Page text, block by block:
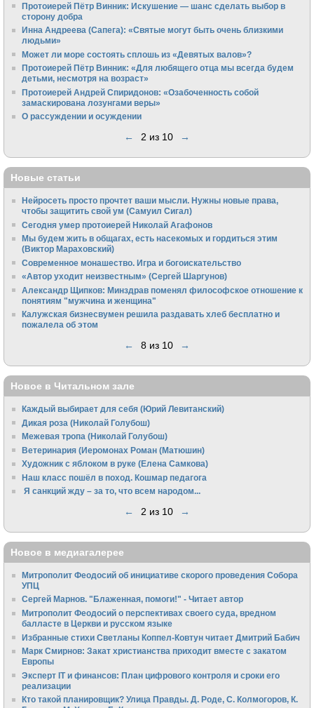
Протоиерей Пётр Винник: Искушение — шанс сделать выбор в
сторону добра
Инна Андреева (Сапега): «Святые могут быть очень близкими
людьми»
Может ли море состоять сплошь из «Девятых валов»?
Протоиерей Пётр Винник: «Для любящего отца мы всегда будем
детьми, несмотря на возраст»
Протоиерей Андрей Спиридонов: «Озабоченность собой
замаскирована лозунгами веры»
О рассуждении и осуждении
← 2 из 10 →
Новые статьи
Нейросеть просто прочтет ваши мысли. Нужны новые права,
чтобы защитить свой ум (Самуил Сигал)
Сегодня умер протоиерей Николай Агафонов
Мы будем жить в общагах, есть насекомых и гордиться этим
(Виктор Мараховский)
Cовременное монашество. Игра и богоискательство
«Автор уходит неизвестным» (Сергей Шаргунов)
Александр Щипков: Минздрав поменял философское отношение к
понятиям "мужчина и женщина"
Калужская бизнесвумен решила раздавать хлеб бесплатно и
пожалела об этом
← 8 из 10 →
Новое в Читальном зале
Каждый выбирает для себя (Юрий Левитанский)
Дикая роза (Николай Голубош)
Межевая тропа (Николай Голубош)
Ветеринария (Иеромонах Роман (Матюшин)
Художник с яблоком в руке (Елена Самкова)
Наш класс пошёл в поход. Кошмар педагога
Я санкций жду – за то, что всем народом...
← 2 из 10 →
Новое в медиагалерее
Митрополит Феодосий об инициативе скорого проведения Собора
УПЦ
Сергей Марнов. "Блаженная, помоги!" - Читает автор
Митрополит Феодосий о перспективах своего суда, вредном
балласте в Церкви и русском языке
Избранные стихи Светланы Коппел-Ковтун читает Дмитрий Бабич
Марк Смирнов: Закат христианства приходит вместе с закатом
Европы
Эксперт IT и финансов: План цифрового контроля и сроки его
реализации
Кто такой планировщик? Улица Правды. Д. Роде, С. Колмогоров, К.